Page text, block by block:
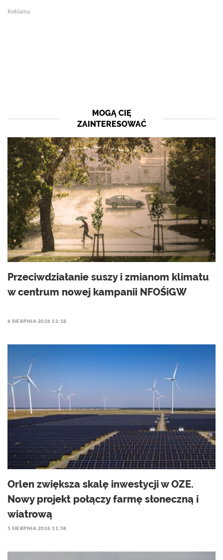
Reklama
MOGĄ CIĘ
ZAINTERESOWAĆ
Przeciwdziałanie suszy i zmianom klimatu
w centrum nowej kampanii NFOŚiGW
6 SIERPNIA 2026 12:18
Orlen zwiększa skalę inwestycji w OZE.
Nowy projekt połączy farmę słoneczną i
wiatrową
5 SIERPNIA 2026 11:58